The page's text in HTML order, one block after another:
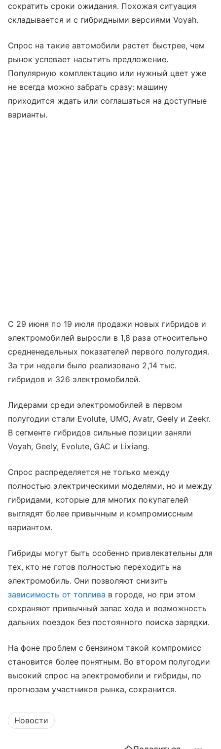
сократить сроки ожидания. Похожая ситуация
складывается и с гибридными версиями Voyah.
Спрос на такие автомобили растет быстрее, чем
рынок успевает насытить предложение.
Популярную комплектацию или нужный цвет уже
не всегда можно забрать сразу: машину
приходится ждать или соглашаться на доступные
варианты.
С 29 июня по 19 июля продажи новых гибридов и
электромобилей выросли в 1,8 раза относительно
средненедельных показателей первого полугодия.
За три недели было реализовано 2,14 тыс.
гибридов и 326 электромобилей.
Лидерами среди электромобилей в первом
полугодии стали Evolute, UMO, Avatr, Geely и Zeekr.
В сегменте гибридов сильные позиции заняли
Voyah, Geely, Evolute, GAC и Lixiang.
Спрос распределяется не только между
полностью электрическими моделями, но и между
гибридами, которые для многих покупателей
выглядят более привычным и компромиссным
вариантом.
Гибриды могут быть особенно привлекательны для
тех, кто не готов полностью переходить на
электромобиль. Они позволяют снизить
зависимость от топлива в городе, но при этом
сохраняют привычный запас хода и возможность
дальних поездок без постоянного поиска зарядки.
На фоне проблем с бензином такой компромисс
становится более понятным. Во втором полугодии
высокий спрос на электромобили и гибриды, по
прогнозам участников рынка, сохранится.
Новости